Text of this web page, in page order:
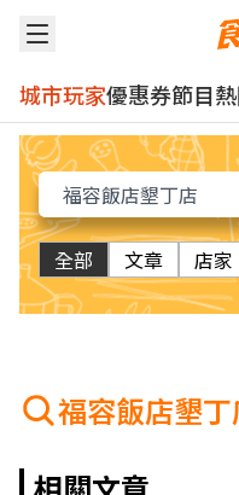
城市玩家優惠券節目
全部 文章 店家
福容飯店墾丁